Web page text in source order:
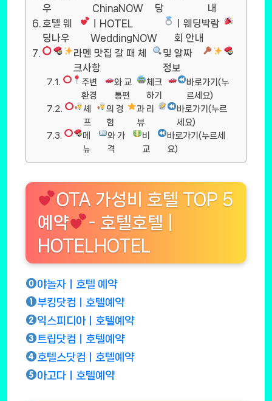
우
ChinaNOW
당
내
호텔 웨
딩나우
ㅣHOTEL
WeddingNOW
ㅣ웨딩박람
회 안내
라멘 맛집 갈 때 체
크사항
및 알짜
정보
주변
환경
와 교
통편
체크
하기
바로가기(누
르세요)
셰
프
의 경
험
과 리
뷰
바로가기(누르
세요)
메
뉴
와 가
격
비
교
바로가기(누르세
요)
OTA 가성비 호텔 TOP 5
예약
- 호텔호텔 |
HOTELHOTEL
야놀자ㅣ호텔 예약
부킹닷컴ㅣ호텔예약
익스피디아ㅣ호텔예약
트립닷컴ㅣ호텔예약
호텔스닷컴ㅣ호텔예약
아고다ㅣ호텔예약